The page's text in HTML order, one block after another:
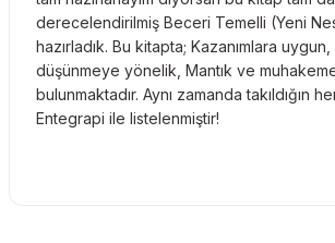
derecelendirilmiş Beceri Temelli (Yeni
hazırladık. Bu kitapta; Kazanımlara
düşünmeye yönelik, Mantık ve
bulunmaktadır. Aynı zamanda
Entegrapi ile listelenmiştir!